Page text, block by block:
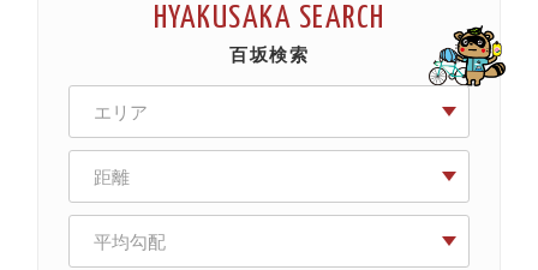
HYAKUSAKA SEARCH
百坂検索